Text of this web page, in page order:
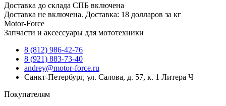
Доставка до склада СПБ включена
Доставка не включена. Доставка: 18 долларов за кг
Motor-Force
Запчасти и аксессуары для мототехники
8 (812) 986-42-76
8 (921) 883-73-40
andrey@motor-force.ru
Санкт-Петербург, ул. Салова, д. 57, к. 1 Литера Ч
Покупателям